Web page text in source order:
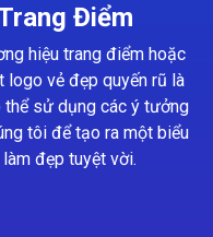
Điểm
hiệu trang điểm hoặc
logo vẻ đẹp quyến rũ là
sử dụng các ý tưởng
tôi để tạo ra một biểu
đẹp tuyệt vời.